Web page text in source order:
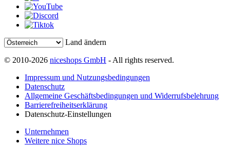
Land ändern
© 2010-2026 niceshops GmbH - All rights reserved.
Impressum und Nutzungsbedingungen
Datenschutz
Allgemeine Geschäftsbedingungen und Widerrufsbelehrung
Barrierefreiheitserklärung
Datenschutz-Einstellungen
Unternehmen
Weitere nice Shops